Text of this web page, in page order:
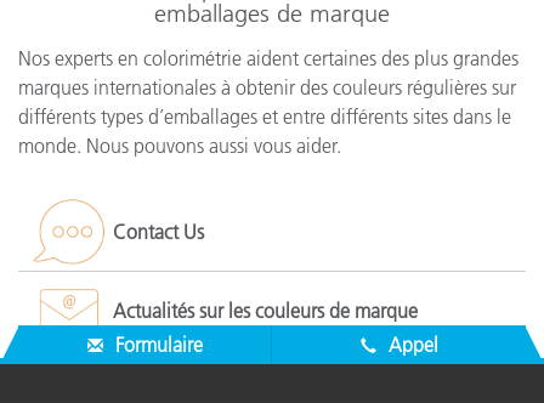
emballages de marque
Nos experts en colorimétrie aident certaines des plus grandes
marques internationales à obtenir des couleurs régulières sur
différents types d’emballages et entre différents sites dans le
monde. Nous pouvons aussi vous aider.
Contact Us
Actualités sur les couleurs de marque
Formulaire
Appel